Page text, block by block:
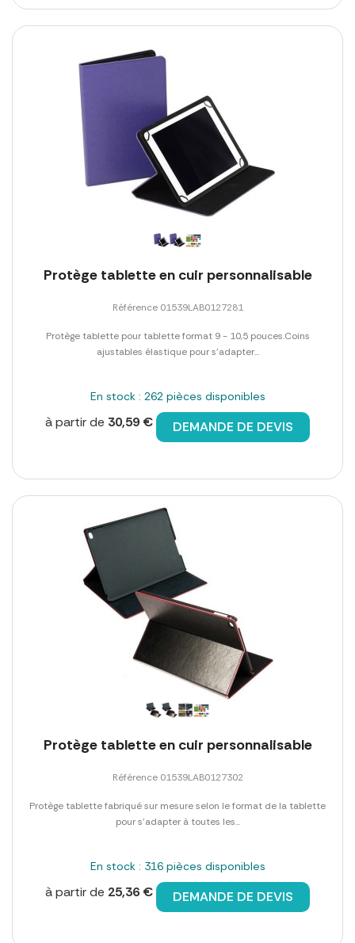
Protège tablette en cuir personnalisable
Référence 01539LAB0127281
Protège tablette pour tablette format 9 - 10,5 pouces.Coins
ajustables élastique pour s'adapter...
En stock : 262 pièces disponibles
à partir de 30,59 € DEMANDE DE DEVIS
Protège tablette en cuir personnalisable
Référence 01539LAB0127302
Protège tablette fabriqué sur mesure selon le format de la tablette
pour s'adapter à toutes les...
En stock : 316 pièces disponibles
à partir de 25,36 € DEMANDE DE DEVIS